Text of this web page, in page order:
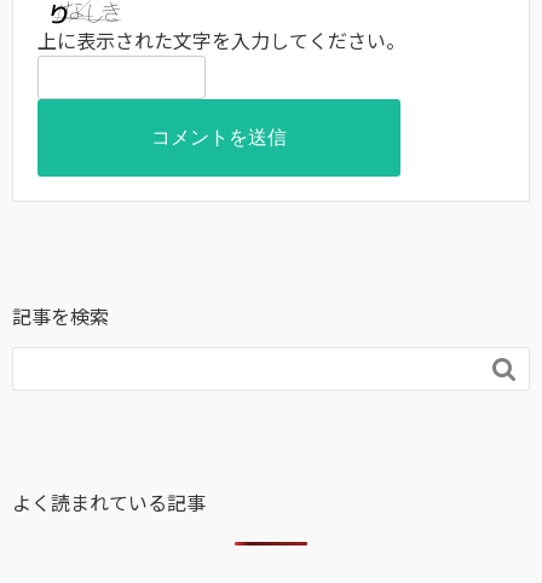
上に表示された文字を入力してください。
記事を検索

よく読まれている記事